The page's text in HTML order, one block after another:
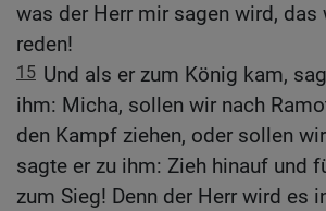
was der Herr mir sagen wird, das
reden!
15 Und als er zum König kam,
ihm: Micha, sollen wir nach
den Kampf ziehen, oder sollen
sagte er zu ihm: Zieh hinauf und
zum Sieg! Denn der Herr wird es